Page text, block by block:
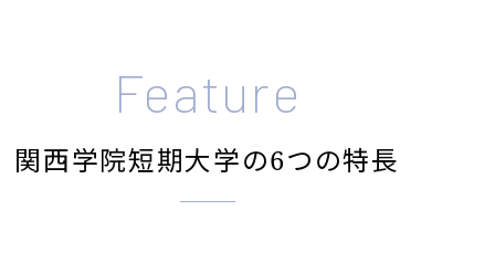
Feature
関西学院短期大学の6つの特長